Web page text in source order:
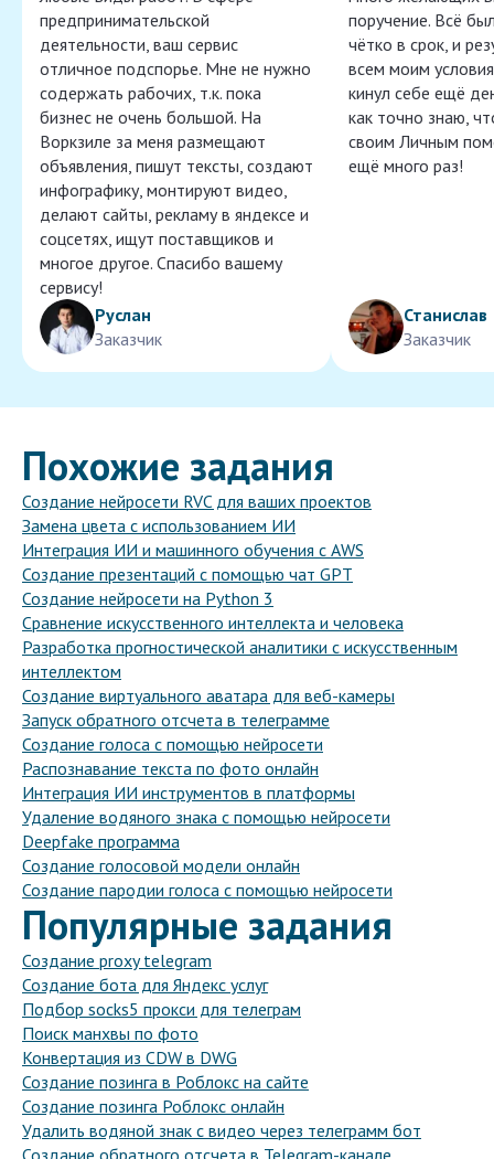
предпринимательской
деятельности, ваш сервис
отличное подспорье. Мне не нужно
содержать рабочих, т.к. пока
бизнес не очень большой. На
Воркзиле за меня размещают
объявления, пишут тексты, создают
инфографику, монтируют видео,
делают сайты, рекламу в яндексе и
соцсетях, ищут поставщиков и
многое другое. Спасибо вашему
сервису!
Руслан
Заказчик
поручение. Всё
чётко в срок, и
всем моим
кинул себе ещё
как точно знаю,
своим Личным
ещё много раз!
Станислав
Заказчик
Похожие задания
Создание нейросети RVC для ваших проектов
Замена цвета с использованием ИИ
Интеграция ИИ и машинного обучения с AWS
Создание презентаций с помощью чат GPT
Создание нейросети на Python 3
Сравнение искусственного интеллекта и человека
Разработка прогностической аналитики с искусственным
интеллектом
Создание виртуального аватара для веб-камеры
Запуск обратного отсчета в телеграмме
Создание голоса с помощью нейросети
Распознавание текста по фото онлайн
Интеграция ИИ инструментов в платформы
Удаление водяного знака с помощью нейросети
Deepfake программа
Создание голосовой модели онлайн
Создание пародии голоса с помощью нейросети
Популярные задания
Создание proxy telegram
Создание бота для Яндекс услуг
Подбор socks5 прокси для телеграм
Поиск манхвы по фото
Конвертация из CDW в DWG
Создание позинга в Роблокс на сайте
Создание позинга Роблокс онлайн
Удалить водяной знак с видео через телеграмм бот